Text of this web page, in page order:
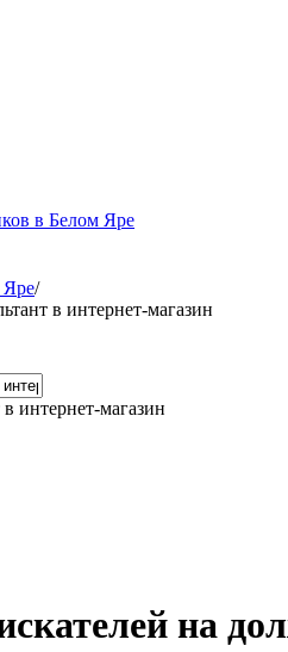
в Белом Яре
Яре/
в интернет-магазин
в интернет-магазин
на